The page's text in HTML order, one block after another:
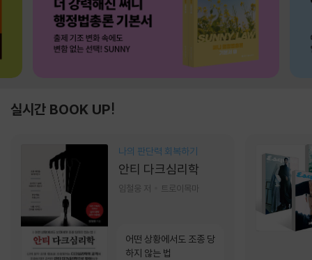
실시간 BOOK UP!
나의 판단력 회복하기
안티 다크심리학
임철웅 저 트로이목마
어떤 상황에서도 조종 당
하지 않는 법